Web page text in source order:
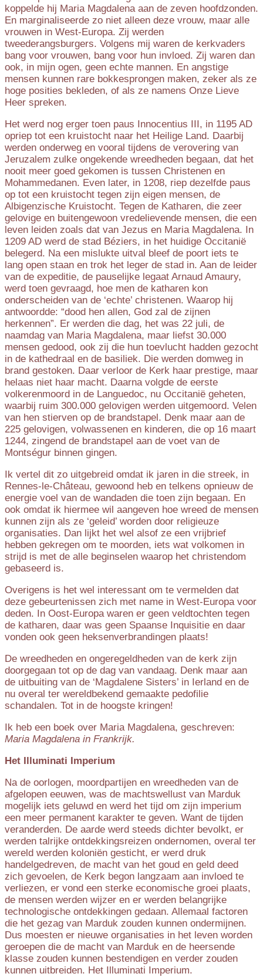
koppelde hij Maria Magdalena aan de zeven hoofdzonden.
En marginaliseerde zo niet alleen deze vrouw, maar alle
vrouwen in West-Europa. Zij werden
tweederangsburgers. Volgens mij waren de kerkvaders
bang voor vrouwen, bang voor hun invloed. Zij waren dan
ook, in mijn ogen, geen echte mannen. En angstige
mensen kunnen rare bokkesprongen maken, zeker als ze
hoge posities bekleden, of als ze namens Onze Lieve
Heer spreken.
Het werd nog erger toen paus Innocentius III, in 1195 AD
opriep tot een kruistocht naar het Heilige Land. Daarbij
werden onderweg en vooral tijdens de verovering van
Jeruzalem zulke ongekende wreedheden begaan, dat het
nooit meer goed gekomen is tussen Christenen en
Mohammedanen. Even later, in 1208, riep dezelfde paus
op tot een kruistocht tegen zijn eigen mensen, de
Albigenzische Kruistocht. Tegen de Katharen, die zeer
gelovige en buitengewoon vredelievende mensen, die een
leven leiden zoals dat van Jezus en Maria Magdalena. In
1209 AD werd de stad Béziers, in het huidige Occitanië
belegerd. Na een mislukte uitval bleef de poort iets te
lang open staan en trok het leger de stad in. Aan de leider
van de expeditie, de pauselijke legaat Arnaud Amaury,
werd toen gevraagd, hoe men de katharen kon
onderscheiden van de ‘echte’ christenen. Waarop hij
antwoordde: “dood hen allen, God zal de zijnen
herkennen”. Er werden die dag, het was 22 juli, de
naamdag van Maria Magdalena, maar liefst 30.000
mensen gedood, ook zij die hun toevlucht hadden gezocht
in de kathedraal en de basiliek. Die werden domweg in
brand gestoken. Daar verloor de Kerk haar prestige, maar
helaas niet haar macht. Daarna volgde de eerste
volkerenmoord in de Languedoc, nu Occitanië geheten,
waarbij ruim 300.000 gelovigen werden uitgemoord. Velen
van hen stierven op de brandstapel. Denk maar aan de
225 gelovigen, volwassenen en kinderen, die op 16 maart
1244, zingend de brandstapel aan de voet van de
Montségur binnen gingen.
Ik vertel dit zo uitgebreid omdat ik jaren in die streek, in
Rennes-le-Château, gewoond heb en telkens opnieuw de
energie voel van de wandaden die toen zijn begaan. En
ook omdat ik hiermee wil aangeven hoe wreed de mensen
kunnen zijn als ze ‘geleid’ worden door religieuze
organisaties. Dan lijkt het wel alsof ze een vrijbrief
hebben gekregen om te moorden, iets wat volkomen in
strijd is met de alle beginselen waarop het christendom
gebaseerd is.
Overigens is het wel interessant om te vermelden dat
deze gebeurtenissen zich met name in West-Europa voor
deden. In Oost-Europa waren er geen veldtochten tegen
de katharen, daar was geen Spaanse Inquisitie en daar
vonden ook geen heksenverbrandingen plaats!
De wreedheden en ongeregeldheden van de kerk zijn
doorgegaan tot op de dag van vandaag. Denk maar aan
de uitbuiting van de ‘Magdalene Sisters’ in Ierland en de
nu overal ter wereldbekend gemaakte pedofilie
schandalen. Tot in de hoogste kringen!
Ik heb een boek over Maria Magdalena, geschreven:
Maria Magdalena in Frankrijk.
Het Illuminati Imperium
Na de oorlogen, moordpartijen en wreedheden van de
afgelopen eeuwen, was de machtswellust van Marduk
mogelijk iets geluwd en werd het tijd om zijn imperium
een meer permanent karakter te geven. Want de tijden
veranderden. De aarde werd steeds dichter bevolkt, er
werden talrijke ontdekkingsreizen ondernomen, overal ter
wereld werden koloniën gesticht, er werd druk
handelgedreven, de macht van het goud en geld deed
zich gevoelen, de Kerk begon langzaam aan invloed te
verliezen, er vond een sterke economische groei plaats,
de mensen werden wijzer en er werden belangrijke
technologische ontdekkingen gedaan. Allemaal factoren
die het gezag van Marduk zouden kunnen ondermijnen.
Dus moesten er nieuwe organisaties in het leven worden
geroepen die de macht van Marduk en de heersende
klasse zouden kunnen bestendigen en verder zouden
kunnen uitbreiden. Het Illuminati Imperium.